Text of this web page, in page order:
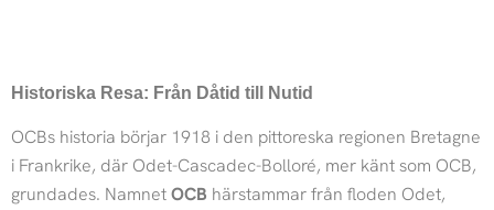
Historiska Resa: Från Dåtid till Nutid
OCBs historia börjar 1918 i den pittoreska regionen Bretagne
i Frankrike, där Odet-Cascadec-Bolloré, mer känt som OCB,
grundades. NamnetOCB härstammar från floden Odet,